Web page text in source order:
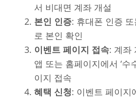
서 비대면 계좌 개설
본인 인증: 휴대폰 인증
로 본인 확인
이벤트 페이지 접속: 계좌
앱 또는 홈페이지에서 ‘수
이지 접속
혜택 신청: 이벤트 페이지